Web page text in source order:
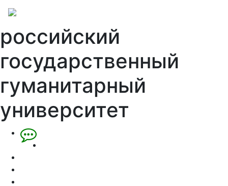
российский
государственный
гуманитарный
университет